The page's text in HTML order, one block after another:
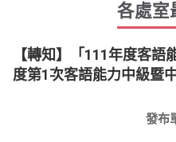
各處室
【轉知】「111年度客
度第1次客語能力中級暨
發布